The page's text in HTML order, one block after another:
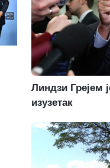
Линдзи Грејем
изузетак